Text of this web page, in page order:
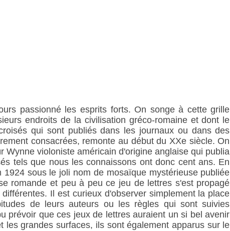
passionné les esprits forts. On songe à cette grille
endroits de la civilisation gréco-romaine et dont le
qui sont publiés dans les journaux ou dans des
consacrées, remonte au début du XXe siècle. On
violoniste américain d'origine anglaise qui publia
tels que nous les connaissons ont donc cent ans. En
sous le joli nom de mosaïque mystérieuse publiée
romande et peu à peu ce jeu de lettres s'est propagé
Il est curieux d'observer simplement la place
de leurs auteurs ou les règles qui sont suivies
prévoir que ces jeux de lettres auraient un si bel avenir
grandes surfaces, ils sont également apparus sur le